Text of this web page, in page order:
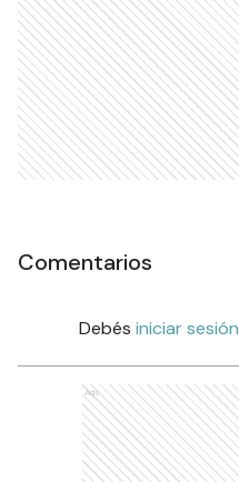
Comentarios
Debés iniciar sesión
Ads